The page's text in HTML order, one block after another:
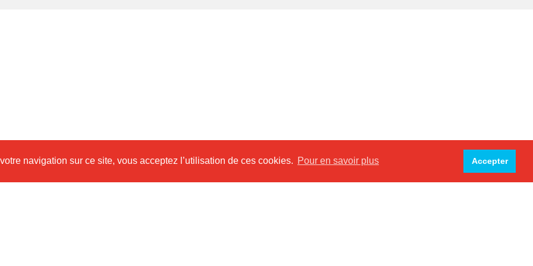
navigation sur ce site, vous acceptez l’utilisation de ces cookies. Pour en savoir plus Accepter